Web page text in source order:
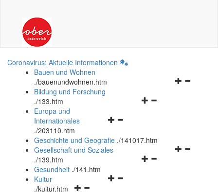
Coronavirus: Aktuelle Informationen
Bauen und Wohnen
./bauenundwohnen.htm
Navigationsmenü
Bildung und Forschung
./133.htm
Navigationsmenü
und
schließen
Europa und
Internationales
./203110.htm
Geschichte und Geografie ./141017.htm
Navigationsmenü
Gesellschaft und Soziales
./139.htm
Navigationsmenü
Gesundheit ./141.htm
Navigationsmenü
Kultur
./kultur.htm